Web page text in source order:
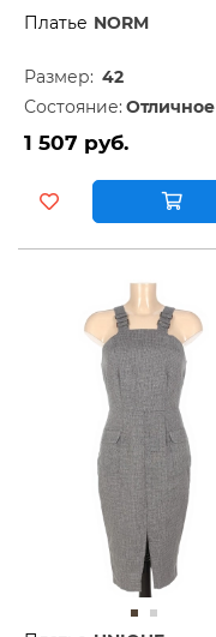
Платье NORM
Размер: 42
Состояние: Отличное
1 507 руб.